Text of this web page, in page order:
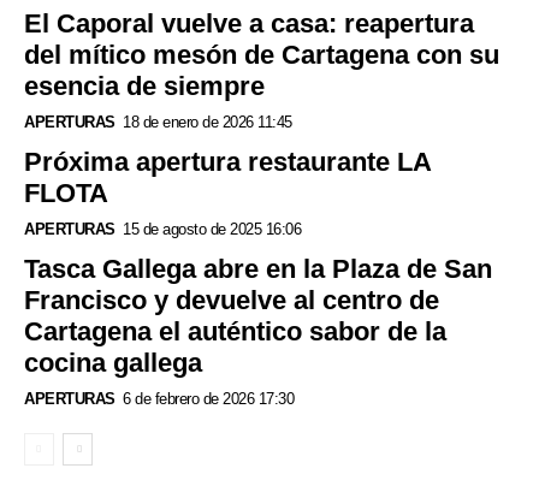
El Caporal vuelve a casa: reapertura
del mítico mesón de Cartagena con su
esencia de siempre
APERTURAS 18 de enero de 2026 11:45
Próxima apertura restaurante LA
FLOTA
APERTURAS 15 de agosto de 2025 16:06
Tasca Gallega abre en la Plaza de San
Francisco y devuelve al centro de
Cartagena el auténtico sabor de la
cocina gallega
APERTURAS 6 de febrero de 2026 17:30